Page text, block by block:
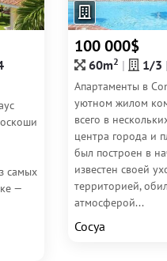
самых
—
100 000$
60m2 1/3
Апартаменты в
уютном жилом
всего в
центра города и
был построен в
известен своей
территорией,
атмосферой...
Сосуа